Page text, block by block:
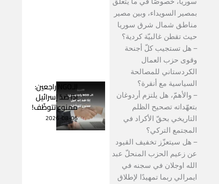
بمصير السويداء، وبين مصير
مناطق شمال شرق سوريا
حيث تقطن غالبيّة كردية؟
– هل تستجيب كلّ أجنحة
وقوى حزب العمال
الكردستاني للمصالحة
السياسية مع أنقرة؟
– والأهمّ، هل يلتزم أردوغان
بتعهّداته تصحيح الظلم
التاريخي بحقّ الأكراد في
المجتمع التركي؟
– هل سيتعزّز تخفيف القيود
عن زعيم الحزب المنحلّ عبد
الله اوجلان في سجنه في
ايمرالي ربما تمهيدًا لإطلاق
الـNGO راجعين:
إذا ضدّ إسرائيل
ممنوع تتوظّف!
2026-08-06